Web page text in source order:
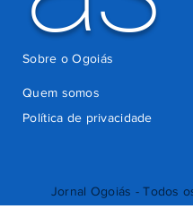
Jornal Ogoiás - Todos
Quem somos
Política de privacidade
Sobre o Ogoiás